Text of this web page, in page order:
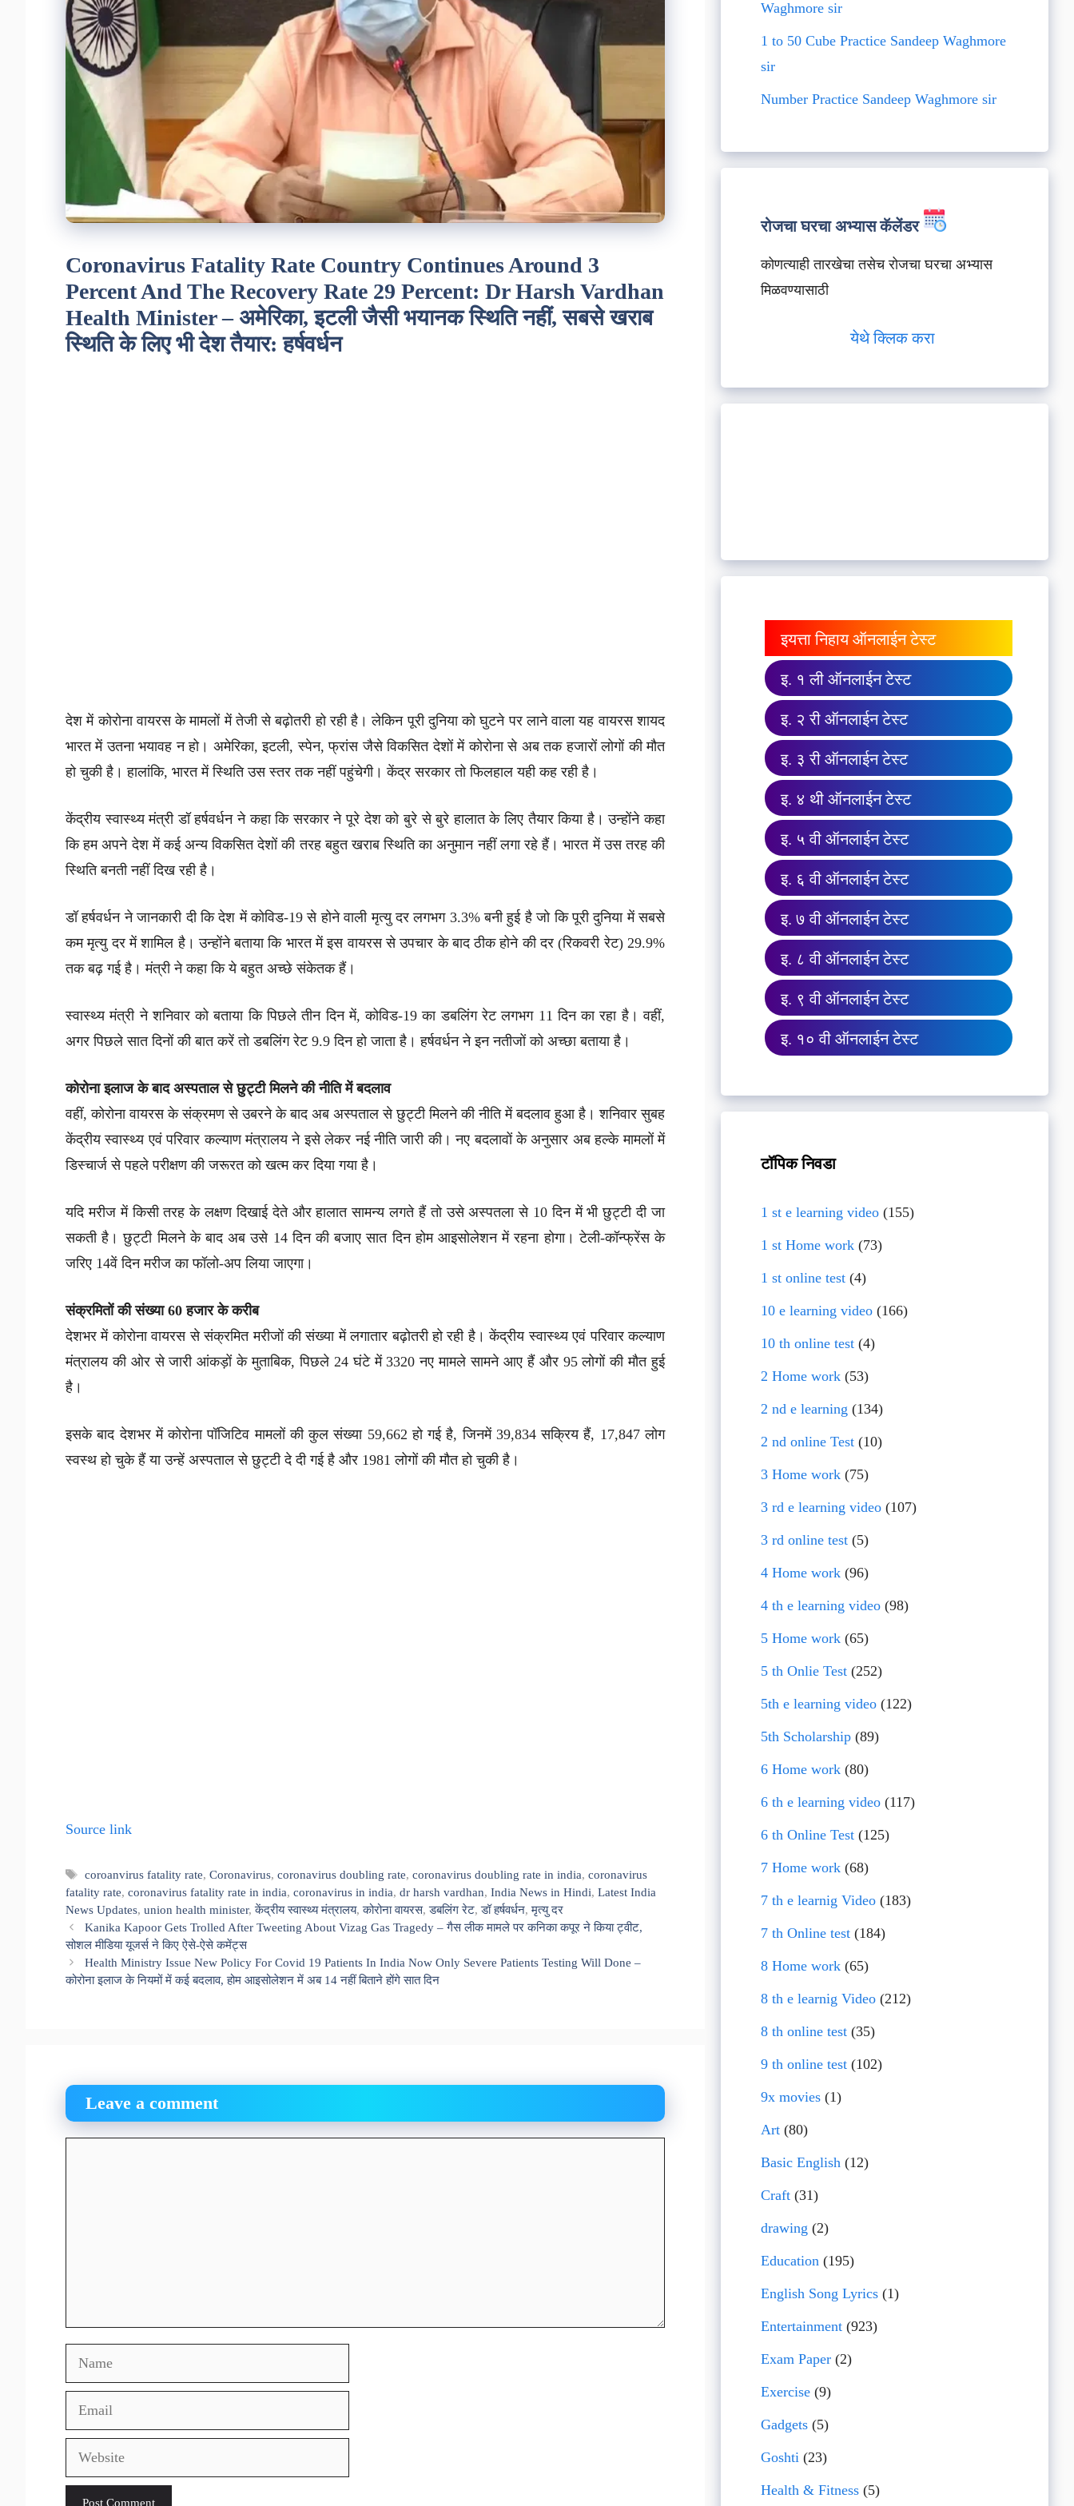
Coronavirus Fatality Rate Country Continues Around 3
Percent And The Recovery Rate 29 Percent: Dr Harsh Vardhan
Health Minister – अमेरिका, इटली जैसी भयानक स्थिति नहीं, सबसे खराब
स्थिति के लिए भी देश तैयार: हर्षवर्धन
देश में कोरोना वायरस के मामलों में तेजी से बढ़ोतरी हो रही है। लेकिन पूरी दुनिया को घुटने पर लाने वाला यह वायरस शायद
भारत में उतना भयावह न हो। अमेरिका, इटली, स्पेन, फ्रांस जैसे विकसित देशों में कोरोना से अब तक हजारों लोगों की मौत
हो चुकी है। हालांकि, भारत में स्थिति उस स्तर तक नहीं पहुंचेगी। केंद्र सरकार तो फिलहाल यही कह रही है।
केंद्रीय स्वास्थ्य मंत्री डॉ हर्षवर्धन ने कहा कि सरकार ने पूरे देश को बुरे से बुरे हालात के लिए तैयार किया है। उन्होंने कहा
कि हम अपने देश में कई अन्य विकसित देशों की तरह बहुत खराब स्थिति का अनुमान नहीं लगा रहे हैं। भारत में उस तरह की
स्थिति बनती नहीं दिख रही है।
डॉ हर्षवर्धन ने जानकारी दी कि देश में कोविड-19 से होने वाली मृत्यु दर लगभग 3.3% बनी हुई है जो कि पूरी दुनिया में सबसे
कम मृत्यु दर में शामिल है। उन्होंने बताया कि भारत में इस वायरस से उपचार के बाद ठीक होने की दर (रिकवरी रेट) 29.9%
तक बढ़ गई है। मंत्री ने कहा कि ये बहुत अच्छे संकेतक हैं।
स्वास्थ्य मंत्री ने शनिवार को बताया कि पिछले तीन दिन में, कोविड-19 का डबलिंग रेट लगभग 11 दिन का रहा है। वहीं,
अगर पिछले सात दिनों की बात करें तो डबलिंग रेट 9.9 दिन हो जाता है। हर्षवर्धन ने इन नतीजों को अच्छा बताया है।
कोरोना इलाज के बाद अस्पताल से छुट्टी मिलने की नीति में बदलाव
वहीं, कोरोना वायरस के संक्रमण से उबरने के बाद अब अस्पताल से छुट्टी मिलने की नीति में बदलाव हुआ है। शनिवार सुबह
केंद्रीय स्वास्थ्य एवं परिवार कल्याण मंत्रालय ने इसे लेकर नई नीति जारी की। नए बदलावों के अनुसार अब हल्के मामलों में
डिस्चार्ज से पहले परीक्षण की जरूरत को खत्म कर दिया गया है।
यदि मरीज में किसी तरह के लक्षण दिखाई देते और हालात सामन्य लगते हैं तो उसे अस्पतला से 10 दिन में भी छुट्टी दी जा
सकती है। छुट्टी मिलने के बाद अब उसे 14 दिन की बजाए सात दिन होम आइसोलेशन में रहना होगा। टेली-कॉन्फ्रेंस के
जरिए 14वें दिन मरीज का फॉलो-अप लिया जाएगा।
संक्रमितों की संख्या 60 हजार के करीब
देशभर में कोरोना वायरस से संक्रमित मरीजों की संख्या में लगातार बढ़ोतरी हो रही है। केंद्रीय स्वास्थ्य एवं परिवार कल्याण
मंत्रालय की ओर से जारी आंकड़ों के मुताबिक, पिछले 24 घंटे में 3320 नए मामले सामने आए हैं और 95 लोगों की मौत हुई
है।
इसके बाद देशभर में कोरोना पॉजिटिव मामलों की कुल संख्या 59,662 हो गई है, जिनमें 39,834 सक्रिय हैं, 17,847 लोग
स्वस्थ हो चुके हैं या उन्हें अस्पताल से छुट्टी दे दी गई है और 1981 लोगों की मौत हो चुकी है।
Source link
Tags
coroanvirus fatality rate,Coronavirus,coronavirus doubling rate,coronavirus doubling rate in india,coronavirus
fatality rate, coronavirus fatality rate in india, coronavirus in india, dr harsh vardhan, India News in Hindi, Latest India
News Updates, union health minister,केंद्रीय स्वास्थ्य मंत्रालय,कोरोना वायरस,डबलिंग रेट,डॉ हर्षवर्धन,मृत्यु दर
Kanika Kapoor Gets Trolled After Tweeting About Vizag Gas Tragedy – गैस लीक मामले पर कनिका कपूर ने किया ट्वीट,
सोशल मीडिया यूजर्स ने किए ऐसे-ऐसे कमेंट्स
Health Ministry Issue New Policy For Covid 19 Patients In India Now Only Severe Patients Testing Will Done –
कोरोना इलाज के नियमों में कई बदलाव, होम आइसोलेशन में अब 14 नहीं बिताने होंगे सात दिन
Leave a comment
Name
Email
Website
Waghmore sir
1 to 50 Cube Practice Sandeep Waghmore
sir
Number Practice Sandeep Waghmore sir
रोजचा घरचा अभ्यास कॅलेंडर
कोणत्याही तारखेचा तसेच रोजचा घरचा अभ्यास
मिळवण्यासाठी
येथे क्लिक करा
इयत्ता निहाय ऑनलाईन टेस्ट
इ. १ ली ऑनलाईन टेस्ट
इ. २ री ऑनलाईन टेस्ट
इ. ३ री ऑनलाईन टेस्ट
इ. ४ थी ऑनलाईन टेस्ट
इ. ५ वी ऑनलाईन टेस्ट
इ. ६ वी ऑनलाईन टेस्ट
इ. ७ वी ऑनलाईन टेस्ट
इ. ८ वी ऑनलाईन टेस्ट
इ. ९ वी ऑनलाईन टेस्ट
इ. १० वी ऑनलाईन टेस्ट
टॉपिक निवडा
1 st e learning video (155)
1 st Home work (73)
1 st online test (4)
10 e learning video (166)
10 th online test (4)
2 Home work (53)
2 nd e learning (134)
2 nd online Test (10)
3 Home work (75)
3 rd e learning video (107)
3 rd online test (5)
4 Home work (96)
4 th e learning video (98)
5 Home work (65)
5 th Onlie Test (252)
5th e learning video (122)
5th Scholarship (89)
6 Home work (80)
6 th e learning video (117)
6 th Online Test (125)
7 Home work (68)
7 th e learnig Video (183)
7 th Online test (184)
8 Home work (65)
8 th e learnig Video (212)
8 th online test (35)
9 th online test (102)
9x movies (1)
Art (80)
Basic English (12)
Craft (31)
drawing (2)
Education (195)
English Song Lyrics (1)
Entertainment (923)
Exam Paper (2)
Exercise (9)
Gadgets (5)
Goshti (23)
Health & Fitness (5)